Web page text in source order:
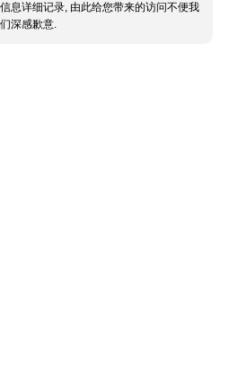
息详细记录, 由此给您带来的访问不便我
们深感歉意.